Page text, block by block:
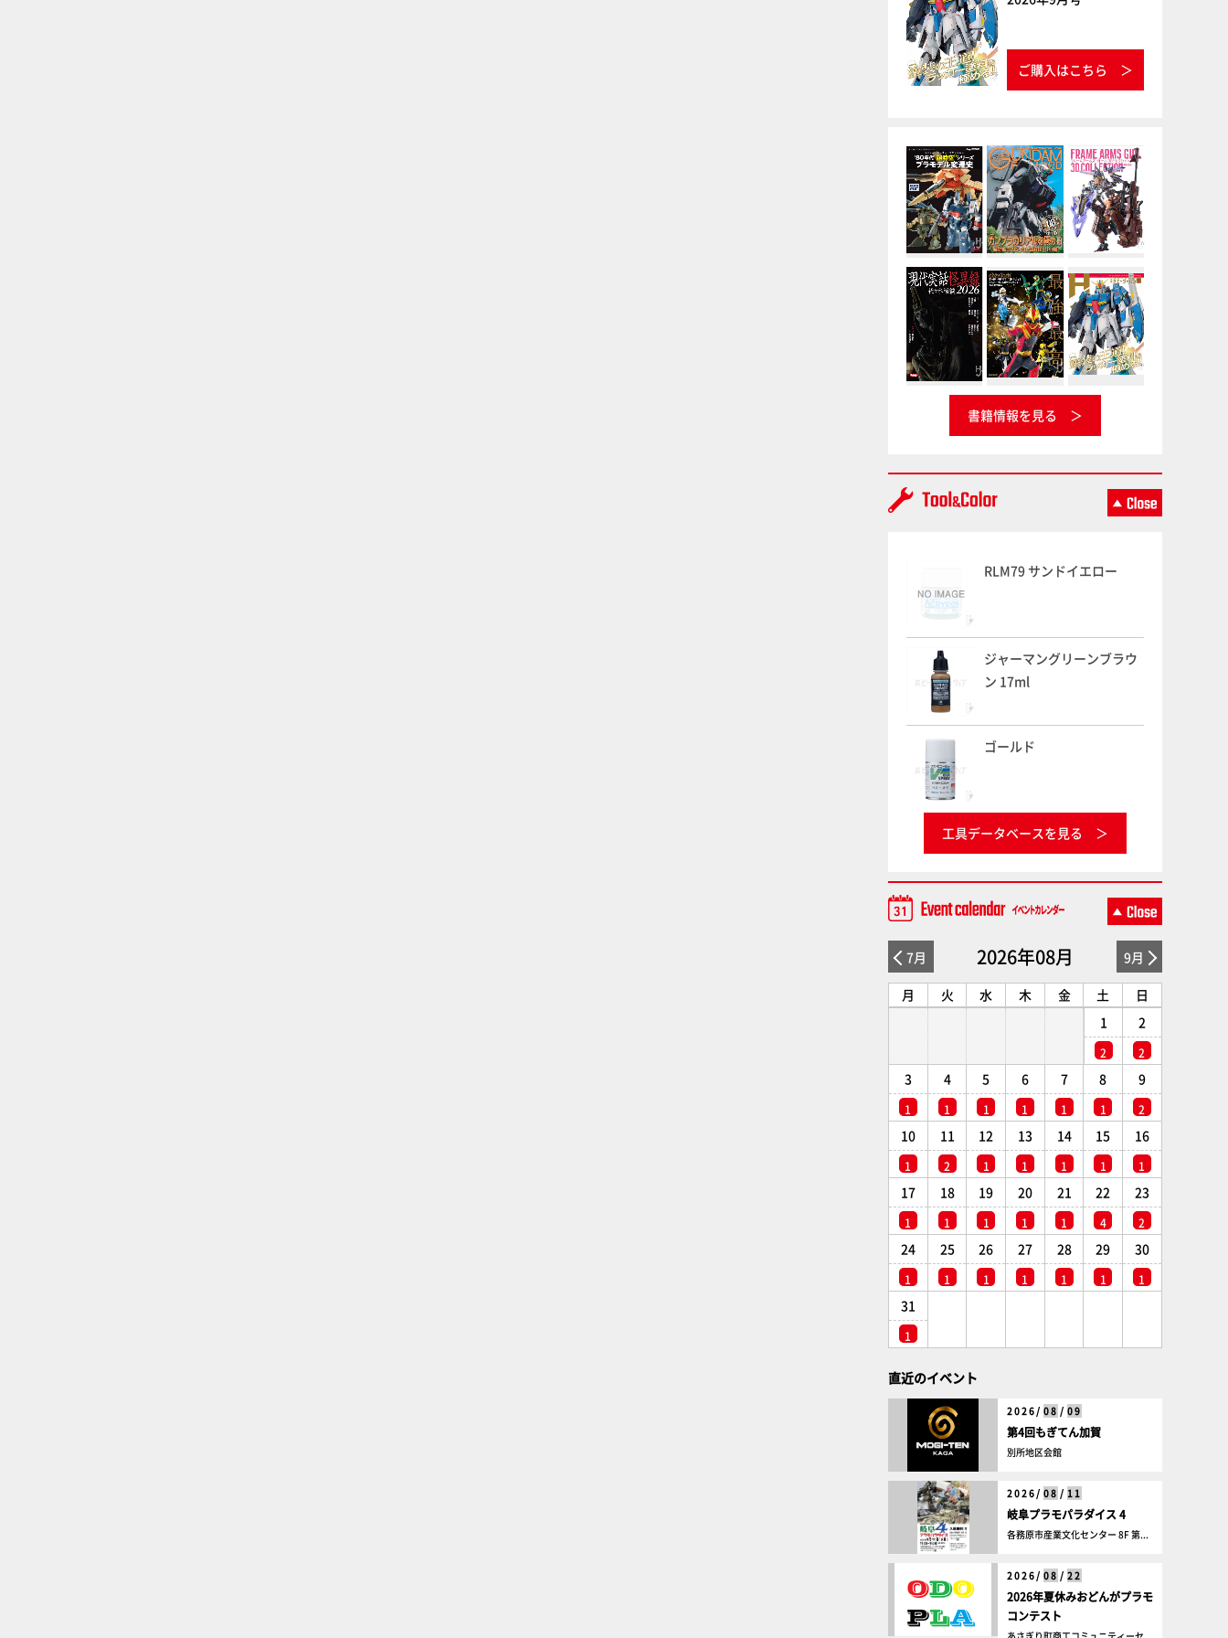
ご購入はこちら
書籍情報を見る
RLM79 サンドイエロー
ジャーマングリーンブラウ
ン 17ml
ゴールド
工具データベースを見る
7月 2026年08月 9月
月 火 水 木 金 土
日
1
2
2
2
3
1
4
1
5
1
6
1
7
1
8
1
9
2
10
1
11
2
12
1
13
1
14
1
15
1
16
1
17
1
18
1
19
1
20
1
21
1
22
4
23
2
24
1
25
1
26
1
27
1
28
1
29
1
30
1
31
1
直近のイベント
2026/ 08 / 09
第4回もぎてん加賀
別所地区会館
2026/ 08 / 11
岐阜プラモパラダイス 4
各務原市産業文化センター 8F 第...
2026/ 08 / 22
2026年夏休みおどんがプラモ
コンテスト